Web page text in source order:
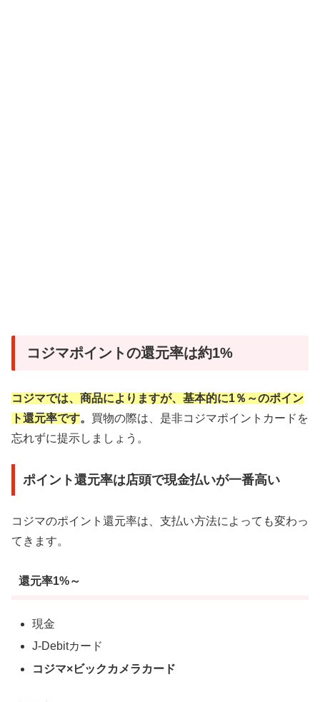
コジマポイントの還元率は約1%
コジマでは、商品によりますが、基本的に1％～のポイン
ト還元率です。 買物の際は、是非コジマポイントカードを
忘れずに提示しましょう。
ポイント還元率は店頭で現金払いが一番高い
コジマのポイント還元率は、支払い方法によっても変わっ
てきます。
還元率1%～
現金
J-Debitカード
コジマ×ビックカメラカード